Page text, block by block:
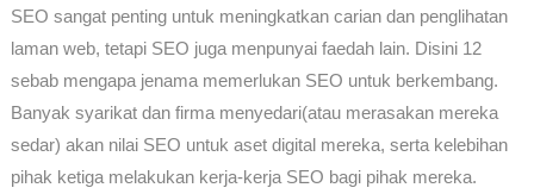
SEO sangat penting untuk meningkatkan carian dan penglihatan
laman web, tetapi SEO juga menpunyai faedah lain. Disini 12
sebab mengapa jenama memerlukan SEO untuk berkembang.
Banyak syarikat dan firma menyedari(atau merasakan mereka
sedar) akan nilai SEO untuk aset digital mereka, serta kelebihan
pihak ketiga melakukan kerja-kerja SEO bagi pihak mereka.